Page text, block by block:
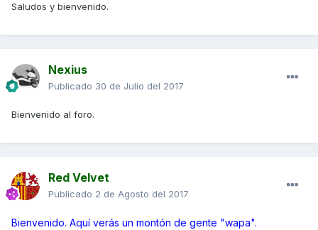
Saludos y bienvenido.
Nexius
Publicado 30 de Julio del 2017
Bienvenido al foro.
Red Velvet
Publicado 2 de Agosto del 2017
Bienvenido. Aquí verás un montón de gente "wapa".